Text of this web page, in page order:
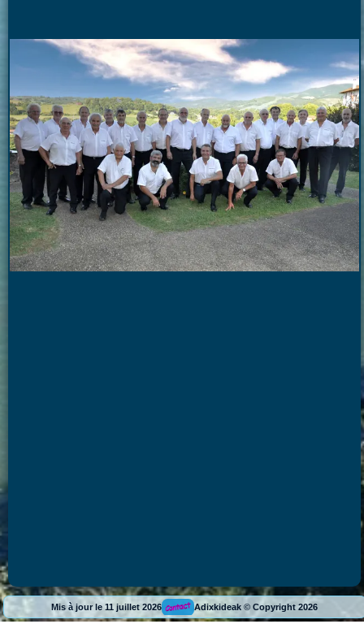
Mis à jour le 11 juillet 2026 Adixkideak © Copyright 2026